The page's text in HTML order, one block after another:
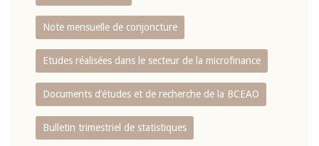
Note mensuelle de conjoncture
Etudes réalisées dans le secteur de la microfinance
Documents d’études et de recherche de la BCEAO
Bulletin trimestriel de statistiques